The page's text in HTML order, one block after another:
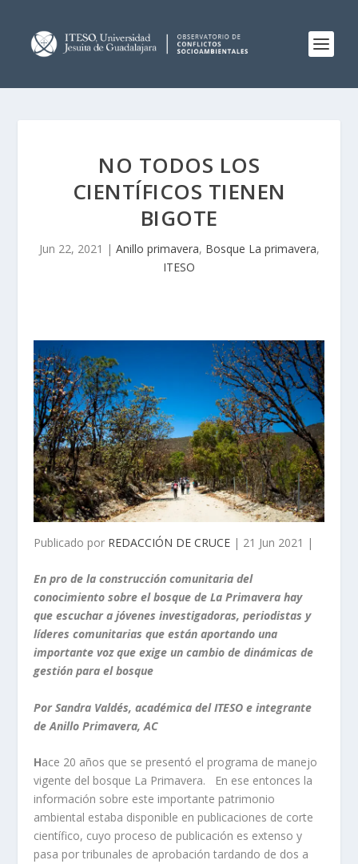
NO TODOS LOS
CIENTÍFICOS TIENEN
BIGOTE
Jun 22, 2021 | Anillo primavera, Bosque La primavera,
ITESO
Publicado por REDACCIÓN DE CRUCE | 21 Jun 2021 |
En pro dela construcción comunitaria del
conocimiento sobre el bosque de La Primavera hay
que escuchar a jóvenes investigadoras, periodistas y
líderes comunitarias que están aportando una
importante voz que exige un cambio de dinámicas de
gestión para el bosque
Por Sandra Valdés, académica del ITESO e integrante
de Anillo Primavera, AC
Hace 20 años que se presentó el programa de manejo
vigente del bosque La Primavera. En ese entonces la
información sobre este importante patrimonio
ambiental estaba disponible en publicaciones de corte
científico, cuyo proceso de publicación es extenso y
pasa por tribunales de aprobación tardando de dos a